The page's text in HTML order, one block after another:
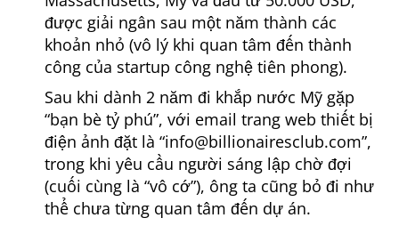
được giải ngân sau một năm thành các
khoản nhỏ (vô lý khi quan tâm đến thành
công của startup công nghệ tiên phong).
Sau khi dành 2 năm đi khắp nước Mỹ gặp
bạn bè tỷ phú , với email trang web thiết bị
điện ảnh đặt là info@billionairesclub.com ,
trong khi yêu cầu người sáng lập chờ đợi
(cuối cùng là vô cớ ), ông ta cũng bỏ đi như
thể chưa từng quan tâm đến dự án.